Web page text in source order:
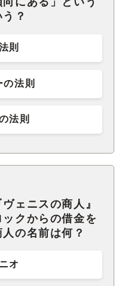
？
則
の法則
法則
ェニスの商人』
クからの借金を
の名前は何？
オ